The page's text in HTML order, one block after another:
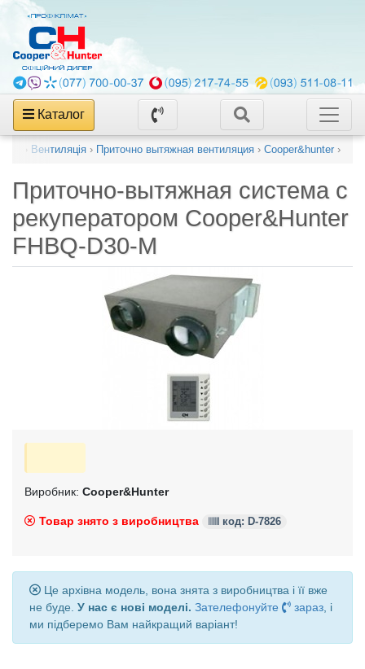
Каталог
Вентиляція › Приточно вытяжная вентиляция › Cooper&hunter ›
Приточно-вытяжная система с
рекуператором Cooper&Hunter
FHBQ-D30-M
Виробник: Cooper&Hunter
Товар знято з виробництва код: D-7826
Це архівна модель, вона знята з виробництва і її вже
не буде. У нас є нові моделі. Зателефонуйте зараз, і
ми підберемо Вам найкращий варіант!